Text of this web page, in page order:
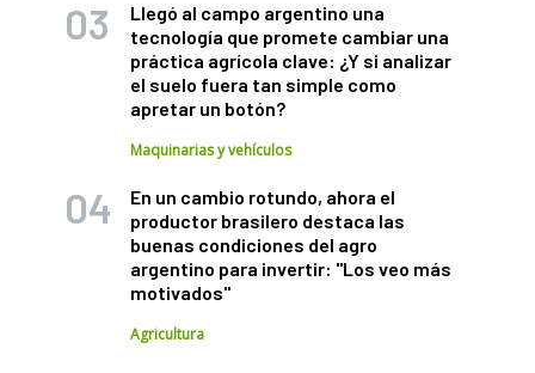
Llegó al campo argentino una
tecnología que promete cambiar una
práctica agrícola clave: ¿Y si analizar
el suelo fuera tan simple como
apretar un botón?
Maquinarias y vehículos
En un cambio rotundo, ahora el
productor brasilero destaca las
buenas condiciones del agro
argentino para invertir: "Los veo más
motivados"
Agricultura